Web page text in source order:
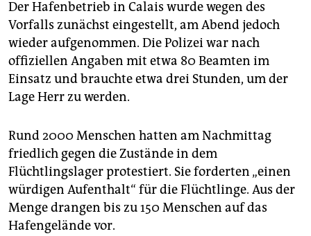
Der Hafenbetrieb in Calais wurde wegen des
Vorfalls zunächst eingestellt, am Abend jedoch
wieder aufgenommen. Die Polizei war nach
offiziellen Angaben mit etwa 80 Beamten im
Einsatz und brauchte etwa drei Stunden, um der
Lage Herr zu werden.
Rund 2000 Menschen hatten am Nachmittag
friedlich gegen die Zustände in dem
Flüchtlingslager protestiert. Sie forderten „einen
würdigen Aufenthalt“ für die Flüchtlinge. Aus der
Menge drangen bis zu 150 Menschen auf das
Hafengelände vor.